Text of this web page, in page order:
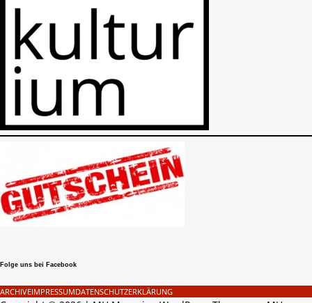
Folge uns bei Facebook
ARCHIVEIMPRESSUMDATENSCHUTZERKLÄRUNG